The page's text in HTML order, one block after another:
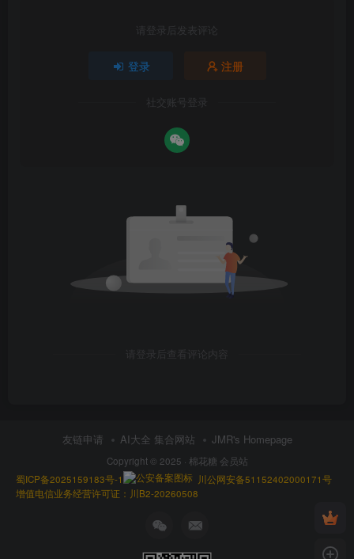
请登录后发表评论
登录 注册
社交账号登录
请登录后查看评论内容
友链申请 AI大全 集合网站 JMR's Homepage
Copyright © 2025 · 棉花糖 会员站
蜀ICP备2025159183号-1
川公网安备51152402000171号
增值电信业务经营许可证：川B2-20260508